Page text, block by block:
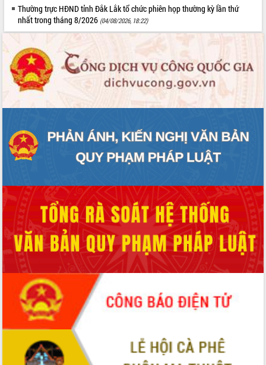
Thường trực HĐND tỉnh Đắk Lắk tổ chức phiên họp thường kỳ lần thứ
nhất trong tháng 8/2026 (04/08/2026, 18:22)